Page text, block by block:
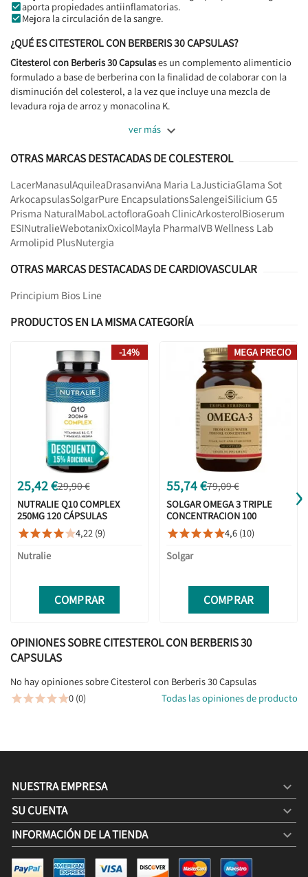
CITESTEROL CON BERBERIS 30 CAPSULAS
aporta propiedades antiinflamatorias.
Mejora la circulación de la sangre.
¿QUÉ ES CITESTEROL CON BERBERIS 30 CAPSULAS?
Citesterol con Berberis 30 Capsulases un complemento alimenticio
formulado a base de berberina con la finalidad de colaborar con la
disminución del colesterol, a la vez que incluye una mezcla de
levadura roja de arroz y monacolina K.
ver más 
OTRAS MARCAS DESTACADAS DE COLESTEROL
LacerManasulAquileaDrasanviAna Maria LaJusticiaGlama Sot
ArkocapsulasSolgarPure EncapsulationsSalengeiSilicium G5
Prisma NaturalMaboLactofloraGoah ClinicArkosterolBioserum
ESINutralieWebotanixOxicolMayla PharmaIVB Wellness Lab
Armolipid PlusNutergia
OTRAS MARCAS DESTACADAS DE CARDIOVASCULAR
Principium Bios Line
PRODUCTOS EN LA MISMA CATEGORÍA
25,42 €29,90 €
NUTRALIE Q10 COMPLEX
250MG 120 CÁPSULAS
4,22 (9)
Nutralie
COMPRAR
-14%
55,74 €79,09 €
SOLGAR OMEGA 3 TRIPLE
CONCENTRACION 100
CÁPSULAS
4,6 (10)
Solgar
COMPRAR
MEGA PRECIO
›
OPINIONES SOBRE CITESTEROL CON BERBERIS 30
CAPSULAS
No hay opiniones sobre Citesterol con Berberis 30 Capsulas
0 (0) Todas las opiniones de producto
NUESTRA EMPRESA 
SU CUENTA 
INFORMACIÓN DE LA TIENDA keyboard_arrow_down